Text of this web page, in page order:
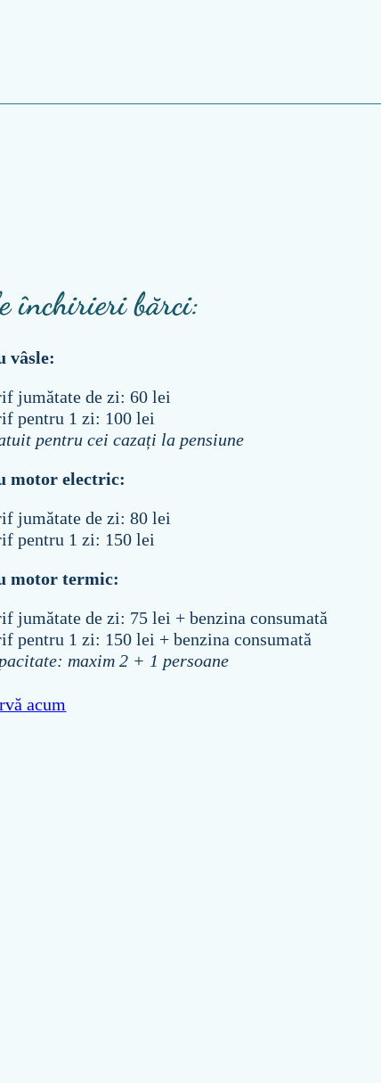
închirieri bărci:
vâsle:
jumătate de zi: 60 lei
pentru 1 zi: 100 lei
pentru cei cazați la pensiune
motor electric:
jumătate de zi: 80 lei
pentru 1 zi: 150 lei
motor termic:
jumătate de zi: 75 lei + benzina consumată
pentru 1 zi: 150 lei + benzina consumată
maxim 2 + 1 persoane
acum